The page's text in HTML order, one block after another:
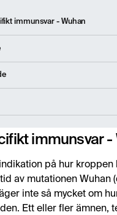
immunsvar - Wuhan
immunsvar -
på hur kroppen
av mutationen Wuhan
inte så mycket om
Ett eller fler ämnen,